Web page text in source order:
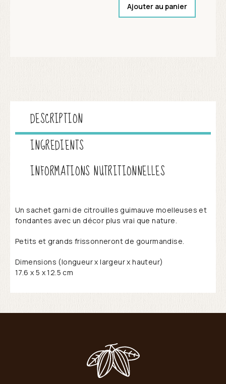
Ajouter au panier
DESCRIPTION
INGREDIENTS
INFORMATIONS NUTRITIONNELLES
Un sachet garni de citrouilles guimauve moelleuses et
fondantes avec un décor plus vrai que nature.
Petits et grands frissonneront de gourmandise.
Dimensions (longueur x largeur x hauteur)
17.6 x 5 x 12.5 cm